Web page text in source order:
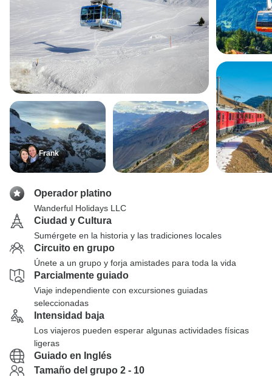
Frank
Operador platino
Wanderful Holidays LLC
Ciudad y Cultura
Sumérgete en la historia y las tradiciones locales
Circuito en grupo
Únete a un grupo y forja amistades para toda la vida
Parcialmente guiado
Viaje independiente con excursiones guiadas
seleccionadas
Intensidad baja
Los viajeros pueden esperar algunas actividades físicas
ligeras
Guiado en Inglés
Tamaño del grupo 2 - 10